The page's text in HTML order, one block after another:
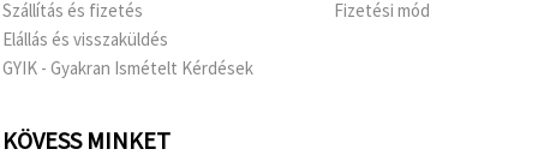
Szállítás és fizetés
Elállás és visszaküldés
GYIK - Gyakran Ismételt Kérdések
Fizetési mód
KÖVESS MINKET